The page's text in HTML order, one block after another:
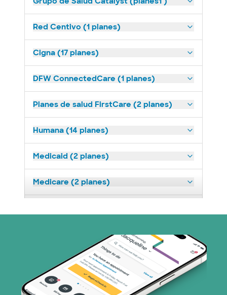
Red Centivo (1 planes)
Cigna (17 planes)
DFW ConnectedCare (1 planes)
Planes de salud FirstCare (2 planes)
Humana (14 planes)
Medicaid (2 planes)
Medicare (2 planes)
Plan de Salud Superior (19 planes)
Tricare (3 planes)